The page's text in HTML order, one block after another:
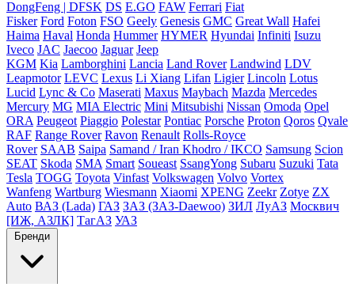
DongFeng | DFSK DS E.GO FAW Ferrari Fiat
Fisker Ford Foton FSO Geely Genesis GMC Great Wall Hafei
Haima Haval Honda Hummer HYMER Hyundai Infiniti Isuzu
Iveco JAC Jaecoo Jaguar Jeep
KGM Kia Lamborghini Lancia Land Rover Landwind LDV
Leapmotor LEVC Lexus Li Xiang Lifan Ligier Lincoln Lotus
Lucid Lync & Co Maserati Maxus Maybach Mazda Mercedes
Mercury MG MIA Electric Mini Mitsubishi Nissan Omoda Opel
ORA Peugeot Piaggio Polestar Pontiac Porsche Proton Qoros Qvale
RAF Range Rover Ravon Renault Rolls-Royce
Rover SAAB Saipa Samand / Iran Khodro / IKCO Samsung Scion
SEAT Skoda SMA Smart Soueast SsangYong Subaru Suzuki Tata
Tesla TOGG Toyota Vinfast Volkswagen Volvo Vortex
Wanfeng Wartburg Wiesmann Xiaomi XPENG Zeekr Zotye ZX
Auto ВАЗ (Lada) ГАЗ ЗАЗ (ЗАЗ-Daewoo) ЗИЛ ЛуАЗ Москвич
[ИЖ, АЗЛК] ТагАЗ УАЗ
Бренди